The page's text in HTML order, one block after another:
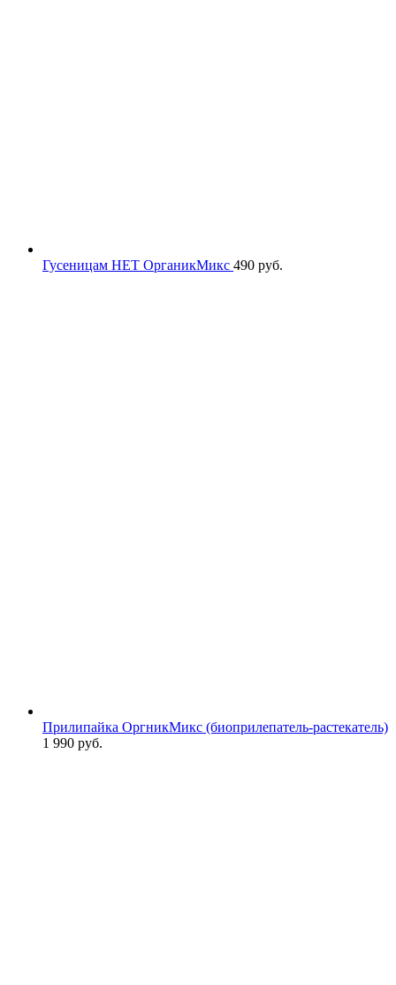
Гусеницам НЕТ ОрганикМикс 490 руб.
Прилипайка ОргникМикс (биоприлепатель-растекатель)
1 990 руб.